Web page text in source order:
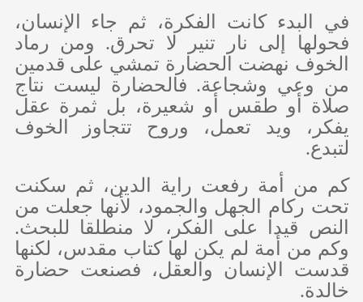
في البدء كانت الفكرة، ثم جاء الإنسان،
فحولها إلى نار تنير لا تحرق. ومن رماد
الخوف نهضت الحضارة تمشي على قدمين
من وعي وشجاعة. فالحضارة ليست نتاج
صلاة أو طقس أو شعيرة، بل ثمرة عقل
يفكر، ويد تعمل، وروح تتجاوز الخوف
لتبدع.
كم من أمة رفعت راية الدين، ثم سكنت
تحت ركام الجهل والجمود، لأنها جعلت من
النص قيدا على الفكر، لا منطلقا للبحث.
وكم من أمة لم يكن لها كتاب مقدس، لكنها
قدست الإنسان والعقل، فصنعت حضارة
خالدة.